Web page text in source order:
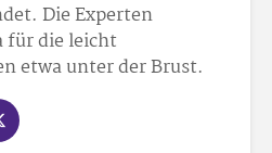
Die Experten
für die leicht
etwa unter der Brust.